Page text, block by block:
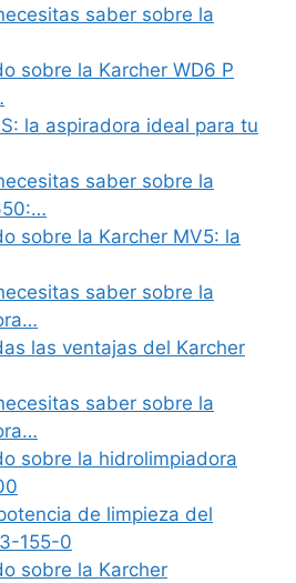
saber sobre la
sobre la Karcher WD6 P
la aspiradora ideal para tu
saber sobre la
sobre la Karcher MV5: la
saber sobre la
las ventajas del Karcher
saber sobre la
sobre la hidrolimpiadora
de limpieza del
155-0
sobre la Karcher